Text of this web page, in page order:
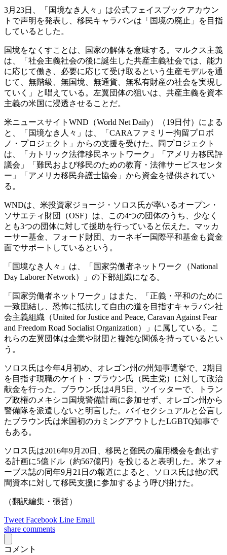
3月23日、「国境なき人々」は公式フェイスブックアカウン
トで声明を発表し、移民キャラバンは「国境の廃止」を目指
しているとした。
国境をなくすことは、国家の解体を意味する。マルクス主義
は、「社会主義社会の後に誕生した共産主義社会では、能力
に応じて働き、必要に応じて受け取るという生産モデルを通
じて、無階級、無国境、無通貨、無私有財産の社会を実現し
ていく」と唱えている。左翼団体の狙いは、共産主義を資本
主義の米国に浸透させることだ。
米ニュースサイトWND（World Net Daily）（19日付）による
と、「国境なき人々」は、「CARAファミリー拘留プロボ
ノ・プロジェクト」からの支援を受けた。同プロジェクト
は、「カトリック法律移民ネットワーク」「アメリカ移民評
議会」「難民および移民のための教育・法律サービスセンタ
ー」「アメリカ移民弁護士協会」から資金を提供されてい
る。
WNDは、米投資家ジョージ・ソロス氏が率いるオープン・
ソサエティ財団（OSF）は、この4つの団体のうち、少なく
とも3つの団体に対して援助を行っていると伝えた。マッカ
ーサー基金、フォード財団、カーネギー国際平和基金も資金
面でサポートしているという。
「国境なき人々」は、「国家労働者ネットワーク（National
Day Laborer Network）」の下部組織になる。
「国家労働者ネットワーク」はまた、「正義・平和のために
一致団結し、恐怖に抵抗して自由の道を目指すキャラバン社
会主義組織（United for Justice and Peace, Caravan Against Fear
and Freedom Road Socialist Organization）」に属している。こ
れらの左翼団体は企業や財団と複雑な関係を持っているとい
う。
ソロス氏は今年4月初め、オレゴン州の州知事選挙で、2期目
を目指す現職のケイト・ブラウン氏（民主党）に対して政治
献金を行った。ブラウン氏は4月5日、ツイッターで、トラン
プ政権のメキシコ国境警備計画に参加せず、オレゴン州から
警備隊を派遣しないと明言した。バイセクシュアルと公言し
たブラウン氏は米国初のカミングアウトしたLGBTQ知事で
もある。
ソロス氏は2016年9月20日、移民と難民の雇用機会を創出す
る計画に5億ドル（約567億円）を投じると表明した。米フォ
ーブス誌の同年9月21日の報道によると、ソロス氏は他の民
間資本に対して移民支援に参加するよう呼び掛けた。
（翻訳編集・張哲）
Tweet Facebook Line Email
share comments
コメント